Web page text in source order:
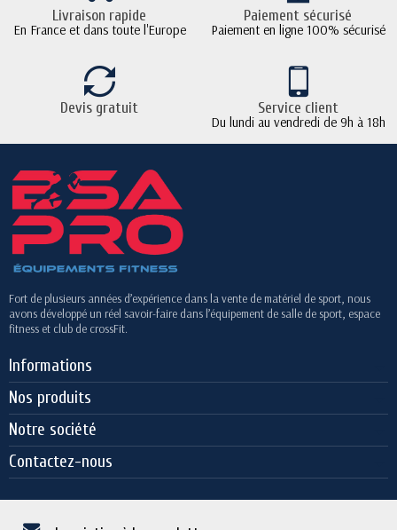
Livraison rapide
En France et dans toute l'Europe
Paiement sécurisé
Paiement en ligne 100% sécurisé
Devis gratuit Service client
Du lundi au vendredi de 9h à 18h
Fort de plusieurs années d’expérience dans la vente de matériel de sport, nous
avons développé un réel savoir-faire dans l’équipement de salle de sport, espace
fitness et club de crossFit.
Informations
Nos produits
Notre société
Contactez-nous